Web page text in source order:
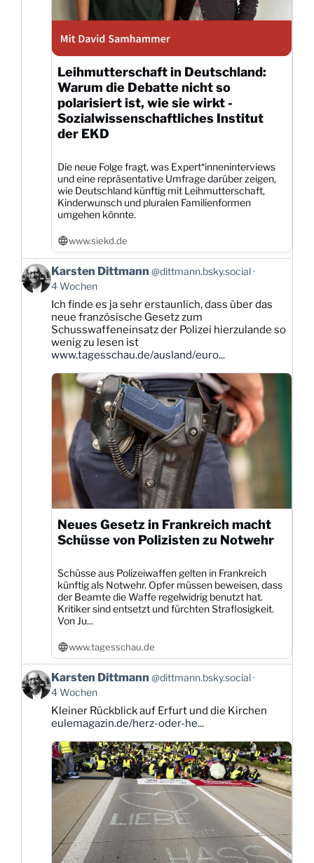
Leihmutterschaft in Deutschland:
Warum die Debatte nicht so
polarisiert ist, wie sie wirkt -
Sozialwissenschaftliches Institut
der EKD
Die neue Folge fragt, was Expert*inneninterviews
und eine repräsentative Umfrage darüber zeigen,
wie Deutschland künftig mit Leihmutterschaft,
Kinderwunsch und pluralen Familienformen
umgehen könnte.
www.siekd.de
Beitrag
von
Karsten
Dittmann
Bluesky
ansehen
Karsten Dittmann @dittmann.bsky.social
4 Wochen
Ich finde es ja sehr erstaunlich, dass über das
neue französische Gesetz zum
Schusswaffeneinsatz der Polizei hierzulande so
wenig zu lesen ist
www.tagesschau.de/ausland/euro...
Neues Gesetz in Frankreich macht
Schüsse von Polizisten zu Notwehr
Schüsse aus Polizeiwaffen gelten in Frankreich
künftig als Notwehr. Opfer müssen beweisen, dass
der Beamte die Waffe regelwidrig benutzt hat.
Kritiker sind entsetzt und fürchten Straflosigkeit.
Von Ju...
www.tagesschau.de
Beitrag
von
Karsten
Dittmann
Bluesky
ansehen
Karsten Dittmann @dittmann.bsky.social
4 Wochen
Kleiner Rückblick auf Erfurt und die Kirchen
eulemagazin.de/herz-oder-he...